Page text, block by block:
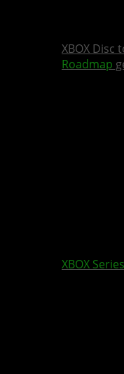
XBOX Disc
Roadmap
XBOX